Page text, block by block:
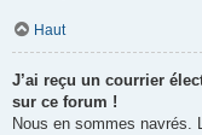
Haut
J’ai reçu un courrier
sur ce forum !
Nous en sommes navrés.